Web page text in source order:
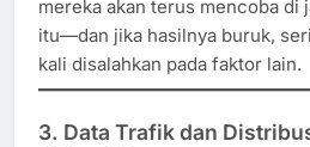
mereka akan terus mencoba di
itu—dan jika hasilnya buruk,
kali disalahkan pada faktor lain.
3. Data Trafik dan